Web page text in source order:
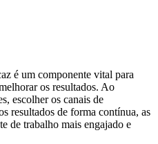
é um componente vital para
os resultados. Ao
escolher os canais de
resultados de forma contínua, as
de trabalho mais engajado e